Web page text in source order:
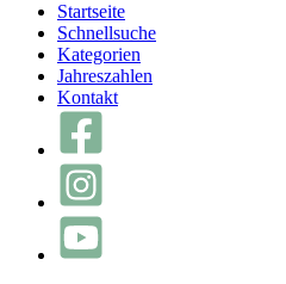
Startseite
Schnellsuche
Kategorien
Jahreszahlen
Kontakt